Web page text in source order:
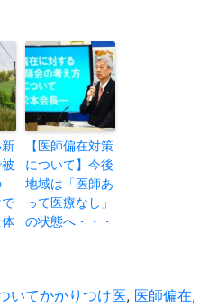
【医師偏在対策
について】今後
地域は「医師あ
って医療なし」
の状態へ・・・
いてタ
かかりつけ医, 医師偏在,